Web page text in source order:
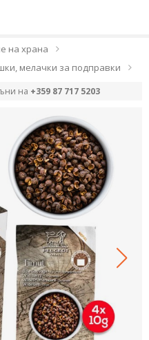
на храна
мелачки за подправки
на +359 87 717 5203